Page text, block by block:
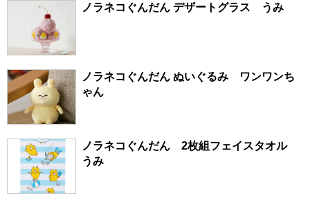
ノラネコぐんだん デザートグラス うみ
ノラネコぐんだん ぬいぐるみ ワンワンち
ゃん
ノラネコぐんだん 2枚組フェイスタオル
うみ